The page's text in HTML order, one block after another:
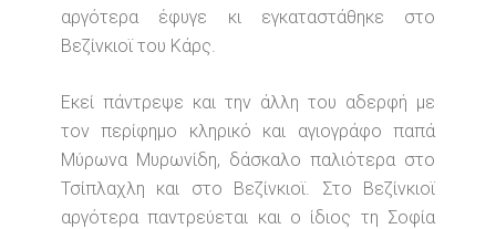
αργότερα έφυγε κι εγκαταστάθηκε στο
Βεζίνκιοϊ του Κάρς.
Εκεί πάντρεψε και την άλλη του αδερφή με
τον περίφημο κληρικό και αγιογράφο παπά
Μύρωνα Μυρωνίδη, δάσκαλο παλιότερα στο
Τσίπλαχλη και στο Βεζίνκιοϊ. Στο Βεζίνκιοϊ
αργότερα παντρεύεται και ο ίδιος τη Σοφία